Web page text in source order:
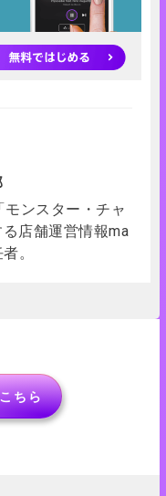
モンスター・チャ
店舗運営情報ma
。
ちら